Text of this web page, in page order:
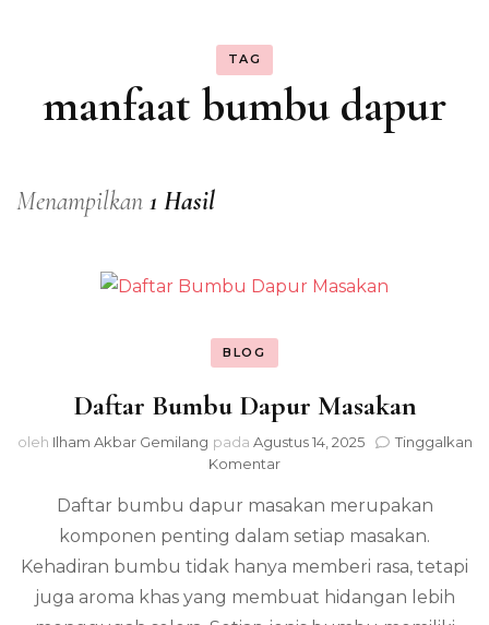
TAG
manfaat bumbu dapur
Menampilkan 1 Hasil
BLOG
Daftar Bumbu Dapur Masakan
oleh Ilham Akbar Gemilang pada Agustus 14, 2025
Tinggalkan
Komentarpada
Bumbu
Dapur
Masakan
Daftar bumbu dapur masakan merupakan
komponen penting dalam setiap masakan.
Kehadiran bumbu tidak hanya memberi rasa, tetapi
juga aroma khas yang membuat hidangan lebih